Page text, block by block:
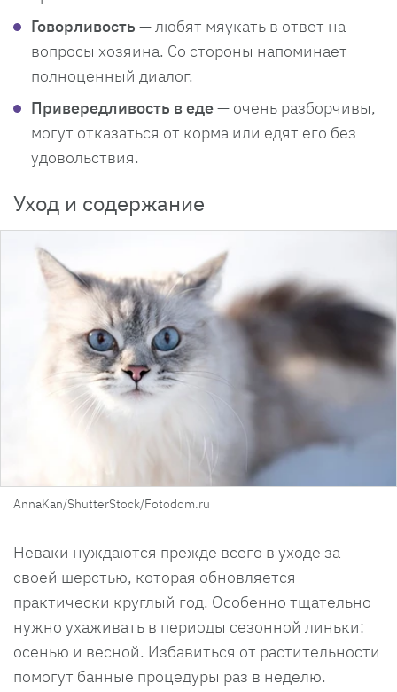
Говорливость — любят мяукать в ответ на
вопросы хозяина. Со стороны напоминает
полноценный диалог.
Привередливость в еде— очень разборчивы,
могут отказаться от корма или едят его без
удовольствия.
Уход и содержание
AnnaKan/ShutterStock/Fotodom.ru
Неваки нуждаются прежде всего в уходе за
своей шерстью, которая обновляется
практически круглый год. Особенно тщательно
нужно ухаживать в периоды сезонной линьки:
осенью и весной. Избавиться от растительности
помогут банные процедуры раз в неделю.